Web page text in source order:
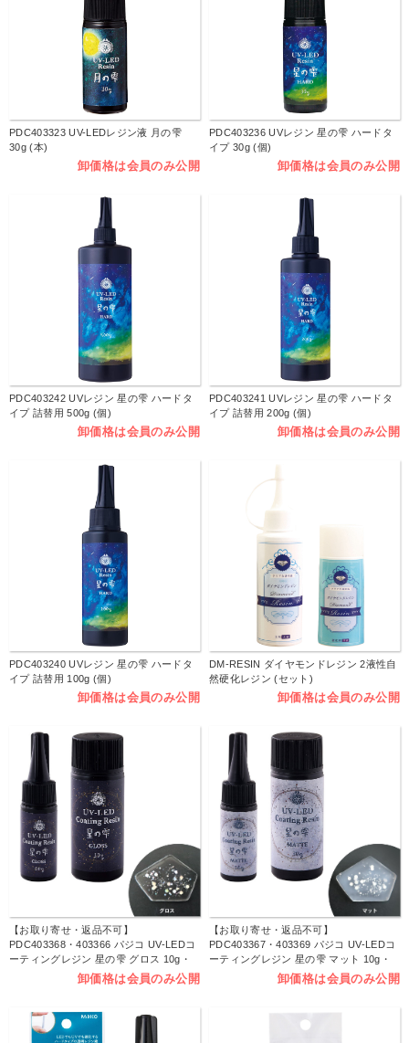
PDC403323 UV-LEDレジン液 月の雫
30g (本)
卸価格は会員のみ公開
PDC403236 UVレジン 星の雫 ハードタ
イプ 30g (個)
卸価格は会員のみ公開
PDC403242 UVレジン 星の雫 ハードタ
イプ 詰替用 500g (個)
卸価格は会員のみ公開
PDC403241 UVレジン 星の雫 ハードタ
イプ 詰替用 200g (個)
卸価格は会員のみ公開
PDC403240 UVレジン 星の雫 ハードタ
イプ 詰替用 100g (個)
卸価格は会員のみ公開
DM-RESIN ダイヤモンドレジン 2液性自
然硬化レジン (セット)
卸価格は会員のみ公開
【お取り寄せ・返品不可】
PDC403368・403366 パジコ UV-LEDコ
ーティングレジン 星の雫 グロス 10g・
卸価格は会員のみ公開
【お取り寄せ・返品不可】
PDC403367・403369 パジコ UV-LEDコ
ーティングレジン 星の雫 マット 10g・
卸価格は会員のみ公開